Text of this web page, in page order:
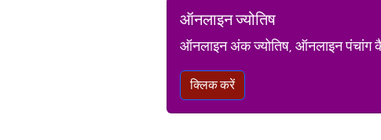
ऑनलाइन ज्योतिष
ऑनलाइन अंक ज्योतिष, ऑनलाइन पंचांग
क्लिक करें